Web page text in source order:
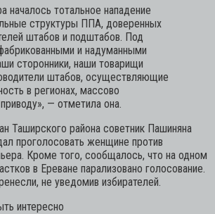
началось тотальное нападение
структуры ППА, доверенных
штабов и подштабов. Под
и надуманными
сторонники, наши товарищи
штабов, осуществляющие
в регионах, массово
— отметила она.
Таширского района советник Пашиняна
проголосовать женщине против
Кроме того, сообщалось, что на одном
в Ереване парализовано голосование.
не уведомив избирателей.
интересно